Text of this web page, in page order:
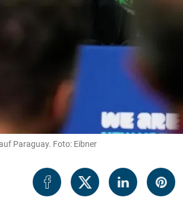
Paraguay. Foto: Eibner